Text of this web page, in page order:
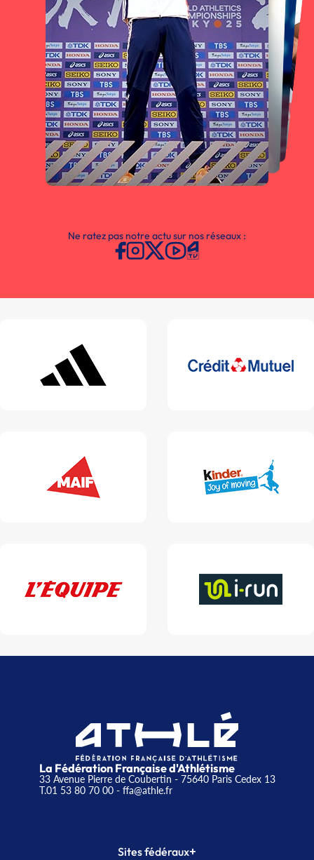
Ne ratez pas notre actu sur nos réseaux :
La Fédération Française d'Athlétisme
33 Avenue Pierre de Coubertin - 75640 Paris Cedex 13
T.01 53 80 70 00- ffa@athle.fr
Sites fédéraux+